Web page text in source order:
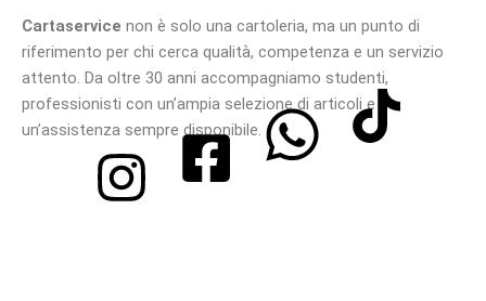
Cartaservice non è solo una cartoleria, ma un punto di
riferimento per chi cerca qualità, competenza e un servizio
attento. Da oltre 30 anni accompagniamo studenti,
professionisti con un’ampia selezione di articoli e
un’assistenza sempre disponibile.